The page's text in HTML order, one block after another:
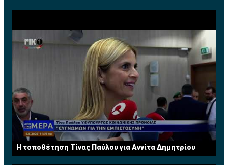
H τοποθέτηση Τίνας Παύλου για Αννίτα Δημητρίου